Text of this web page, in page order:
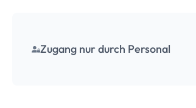
Zugang nur durch Personal